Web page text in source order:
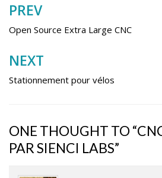
Navigation
de
l’article
PREV
Open Source Extra Large CNC
NEXT
Stationnement pour vélos
ONE THOUGHT TO
PAR SIENCI LABS”